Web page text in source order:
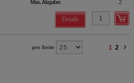
Max. Abgabe:
2
Details
pro Seite 1 2